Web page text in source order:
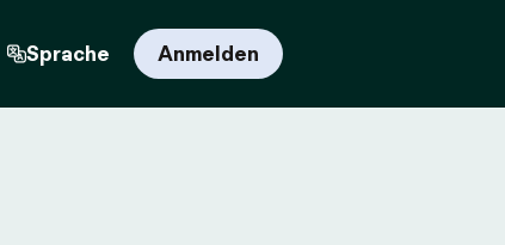
Sprache Anmelden